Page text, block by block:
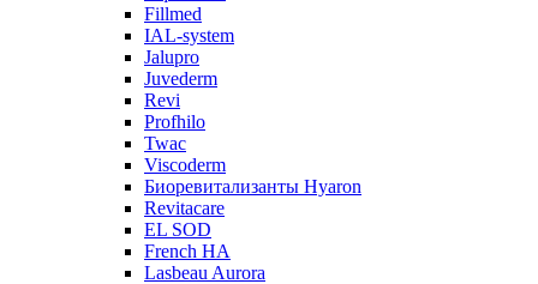
Fillmed
IAL-system
Jalupro
Juvederm
Revi
Profhilo
Twac
Viscoderm
Биоревитализанты Hyaron
Revitacare
EL SOD
French HA
Lasbeau Aurora